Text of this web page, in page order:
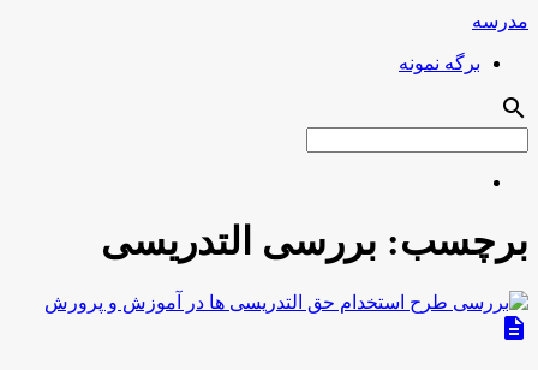
مدرسه
برگه نمونه
search
برچسب: بررسی التدریسی
description